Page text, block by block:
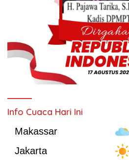
Info Cuaca Hari Ini
Makassar
Jakarta